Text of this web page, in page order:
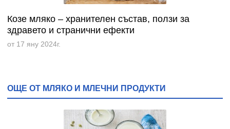
Козе мляко – хранителен състав, ползи за
здравето и странични ефекти
от 17 яну 2024г.
ОЩЕ ОТ МЛЯКО И МЛЕЧНИ ПРОДУКТИ